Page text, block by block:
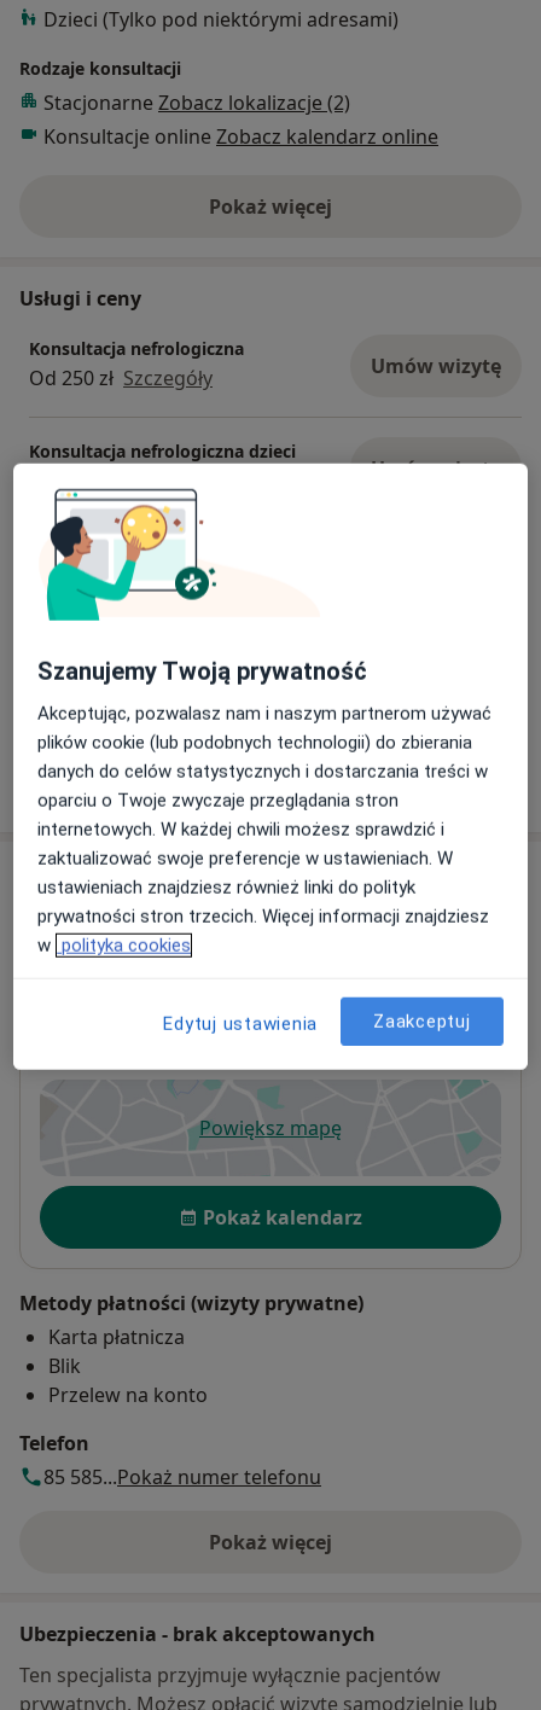
Dzieci (Tylko pod niektórymi adresami)
Rodzaje konsultacji
Stacjonarne Zobacz lokalizacje (2)
Konsultacje online Zobacz kalendarz online
Pokaż więcejo doświadczeniu
Usługi i ceny
Konsultacja nefrologiczna
Od 250 zł Szczegóły Umów wizytę
Konsultacja nefrologiczna dzieci
250 zł - 300 zł Szczegóły Umów wizytę
Konsultacja pediatryczna
Od 250 zł Szczegóły
Konsultacja online
250 zł Szczegóły
W jaki sposób ustalane są ceny?
Adresy (3)
Adres 1 Online Adres 2
Centrum Medyczne Pro Familia
, 15-369Białystok
Powiększ mapęotwiera się w nowej karcie
Dostępność
Pokaż kalendarz
Metody płatności (wizyty prywatne)
Karta płatnicza
Blik
Przelew na konto
Telefon
85 585...Pokaż numer telefonu
Pokaż więcej
o adresie
Ubezpieczenia - brak akceptowanych
Ten specjalista przyjmuje wyłącznie pacjentów
prywatnych. Możesz opłacić wizytę samodzielnie lub
Szanujemy Twoją prywatność
Akceptując, pozwalasz nam i naszym partnerom używać
plików cookie (lub podobnych technologii) do zbierania
danych do celów statystycznych i dostarczania treści w
oparciu o Twoje zwyczaje przeglądania stron
internetowych. W każdej chwili możesz sprawdzić i
zaktualizować swoje preferencje w ustawieniach. W
ustawieniach znajdziesz również linki do polityk
prywatności stron trzecich. Więcej informacji znajdziesz
w polityka cookies
Edytuj ustawienia Zaakceptuj